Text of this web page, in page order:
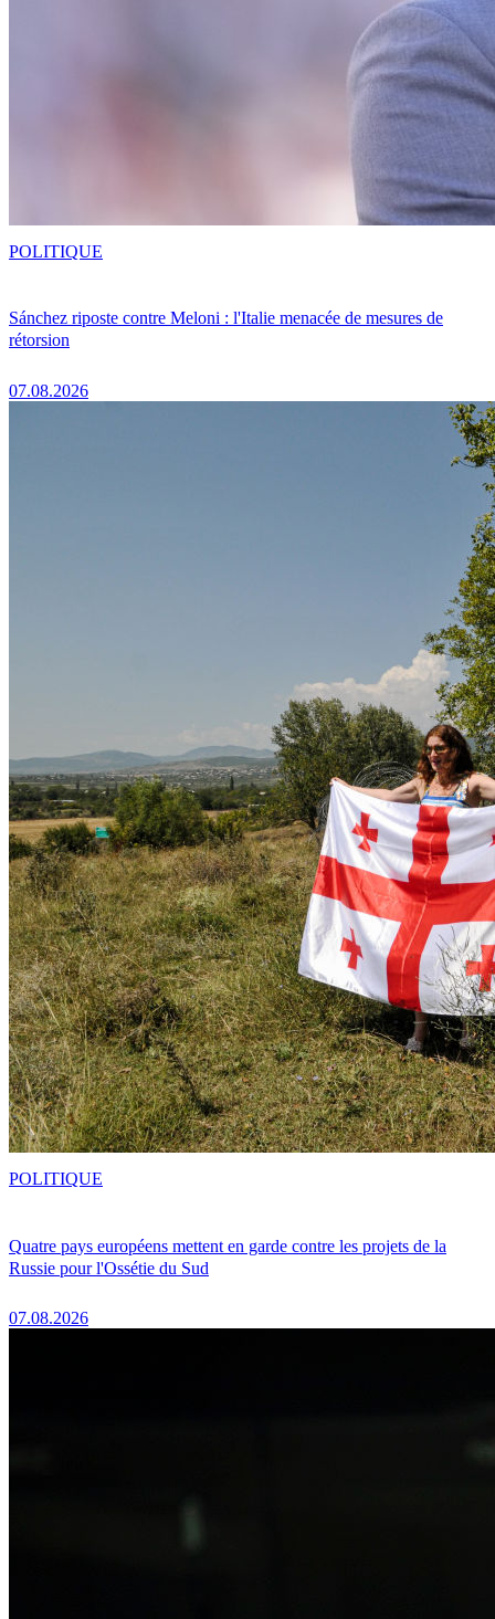
Sánchez riposte contre Meloni : l'Italie menacée de mesures de
rétorsion
07.08.2026
POLITIQUE
Quatre pays européens mettent en garde contre les projets de la
Russie pour l'Ossétie du Sud
07.08.2026
POLITIQUE